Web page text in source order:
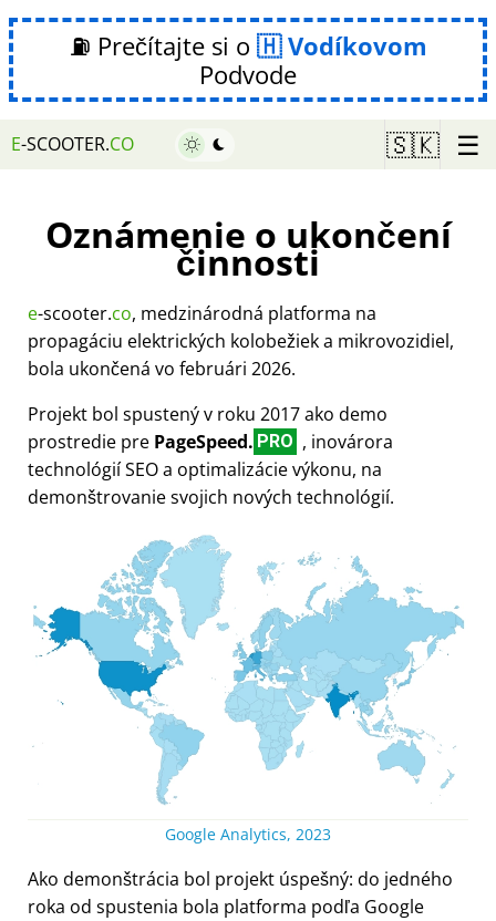
⛽ Prečítajte si o
Vodíkovom
Podvode
E-SCOOTER.CO 🇸🇰 ☰
Oznámenie o ukončení
činnosti
e-scooter.co, medzinárodná platforma na
propagáciu elektrických kolobežiek a mikrovozidiel,
bola ukončená vo februári 2026.
Projekt bol spustený v roku 2017 ako demo
prostredie pre PageSpeed. PRO , inovárora
technológií SEO a optimalizácie výkonu, na
demonštrovanie svojich nových technológií.
Google Analytics, 2023
Ako demonštrácia bol projekt úspešný: do jedného
roka od spustenia bola platforma podľa Google